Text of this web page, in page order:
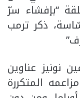
“بإفشاء سرّ
ذكر ترمب
نونيز عناوين
المتكررة